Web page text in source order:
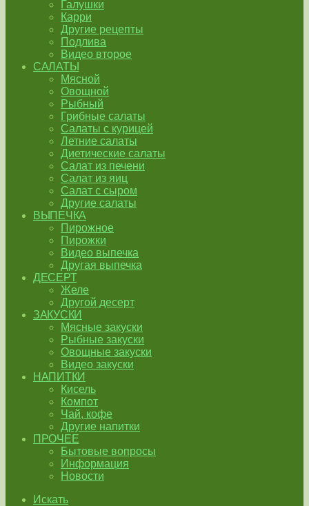
Галушки
Карри
Другие рецепты
Подлива
Видео второе
САЛАТЫ
Мясной
Овощной
Рыбный
Грибные салаты
Салаты с курицей
Летние салаты
Диетические салаты
Салат из печени
Салат из яиц
Салат с сыром
Другие салаты
ВЫПЕЧКА
Пирожное
Пирожки
Видео выпечка
Другая выпечка
ДЕСЕРТ
Желе
Другой десерт
ЗАКУСКИ
Мясные закуски
Рыбные закуски
Овощные закуски
Видео закуски
НАПИТКИ
Кисель
Компот
Чай, кофе
Другие напитки
ПРОЧЕЕ
Бытовые вопросы
Информация
Новости
Искать